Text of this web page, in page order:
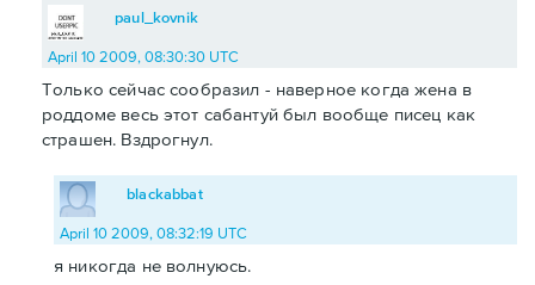
paul_kovnik
April 10 2009, 08:30:30 UTC
Только сейчас сообразил - наверное когда жена в
роддоме весь этот сабантуй был вообще писец как
страшен. Вздрогнул.
blackabbat
April 10 2009, 08:32:19 UTC
я никогда не волнуюсь.